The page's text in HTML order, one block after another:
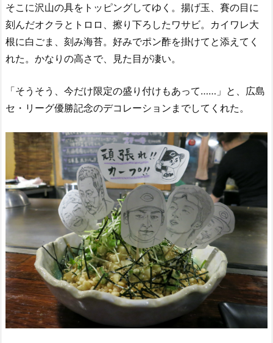
そこに沢山の具をトッピングしてゆく。揚げ玉、賽の目に
刻んだオクラとトロロ、擦り下ろしたワサビ。カイワレ大
根に白ごま、刻み海苔。好みでポン酢を掛けてと添えてく
れた。かなりの高さで、見た目が凄い。
「そうそう、今だけ限定の盛り付けもあって……」と、広島
セ・リーグ優勝記念のデコレーションまでしてくれた。